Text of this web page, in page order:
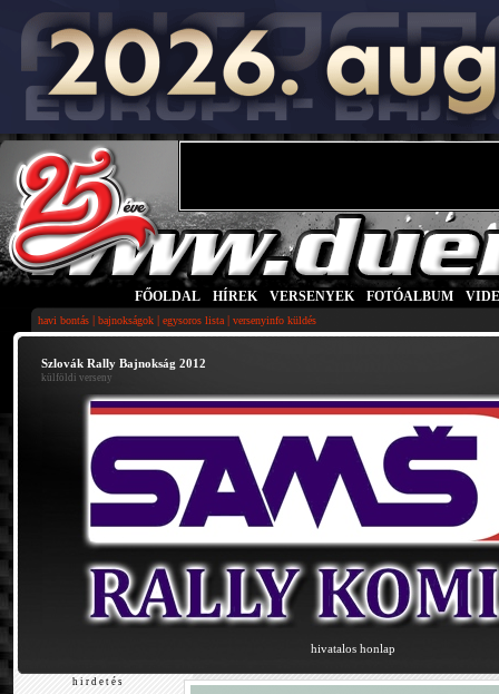
FŐOLDAL HÍREK VERSENYEK FOTÓALBUM
havi bontás | bajnokságok | egysoros lista | versenyinfo küldés
Szlovák Rally Bajnokság 2012
külföldi verseny
hivatalos honlap
h i r d e t é s